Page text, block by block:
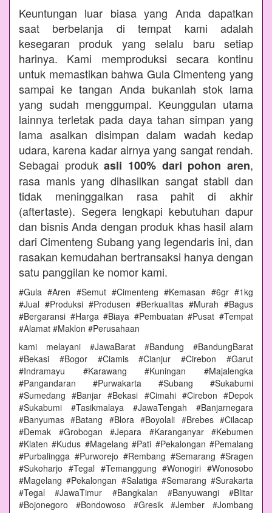
Keuntungan luar biasa yang Anda dapatkan
saat berbelanja di tempat kami adalah
kesegaran produk yang selalu baru setiap
harinya. Kami memproduksi secara kontinu
untuk memastikan bahwa Gula Cimenteng yang
sampai ke tangan Anda bukanlah stok lama
yang sudah menggumpal. Keunggulan utama
lainnya terletak pada daya tahan simpan yang
lama asalkan disimpan dalam wadah kedap
udara, karena kadar airnya yang sangat rendah.
Sebagai produkasli 100% dari pohon aren,
rasa manis yang dihasilkan sangat stabil dan
tidak meninggalkan rasa pahit di akhir
(aftertaste). Segera lengkapi kebutuhan dapur
dan bisnis Anda dengan produk khas hasil alam
dari Cimenteng Subang yang legendaris ini, dan
rasakan kemudahan bertransaksi hanya dengan
satu panggilan ke nomor kami.
#Gula #Aren #Semut #Cimenteng #Kemasan #6gr #1kg
#Jual #Produksi #Produsen #Berkualitas #Murah #Bagus
#Bergaransi #Harga #Biaya #Pembuatan #Pusat #Tempat
#Alamat #Maklon #Perusahaan
kami melayani #JawaBarat #Bandung #BandungBarat
#Bekasi #Bogor #Ciamis #Cianjur #Cirebon #Garut
#Indramayu #Karawang #Kuningan #Majalengka
#Pangandaran #Purwakarta #Subang #Sukabumi
#Sumedang #Banjar #Bekasi #Cimahi #Cirebon #Depok
#Sukabumi #Tasikmalaya #JawaTengah #Banjarnegara
#Banyumas #Batang #Blora #Boyolali #Brebes #Cilacap
#Demak #Grobogan #Jepara #Karanganyar #Kebumen
#Klaten #Kudus #Magelang #Pati #Pekalongan #Pemalang
#Purbalingga #Purworejo #Rembang #Semarang #Sragen
#Sukoharjo #Tegal #Temanggung #Wonogiri #Wonosobo
#Magelang #Pekalongan #Salatiga #Semarang #Surakarta
#Tegal #JawaTimur #Bangkalan #Banyuwangi #Blitar
#Bojonegoro #Bondowoso #Gresik #Jember #Jombang